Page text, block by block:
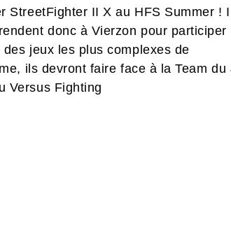
StreetFighter II X au HFS Summer !
donc à Vierzon pour participer
jeux les plus complexes de
ils devront faire face à la Team du
Versus Fighting